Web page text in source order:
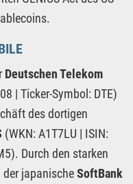
Deutschen Telekom
| Ticker-Symbol: DTE)
des dortigen
(WKN: A1T7LU | ISIN:
Durch den starken
japanischeSoftBank